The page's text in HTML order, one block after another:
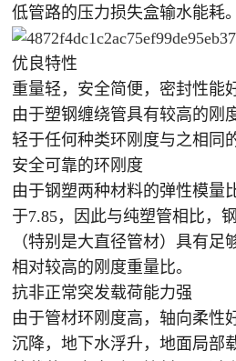
低管路的压力损失盒输水能耗。
优良特性
重量轻，安全简便，密封性能
由于塑钢缠绕管具有较高的刚
轻于任何种类环刚度与之相同
安全可靠的环刚度
由于钢塑两种材料的弹性模量
于7.85，因此与纯塑管相比，
（特别是大直径管材）具有足
相对较高的刚度重量比。
抗非正常突发载荷能力强
由于管材环刚度高，轴向柔性
沉降，地下水浮升，地面局部